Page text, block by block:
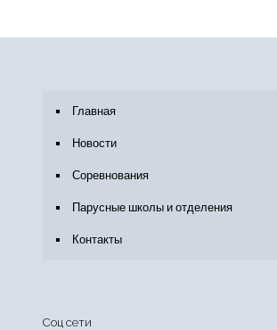
Главная
Новости
Соревнования
Парусные школы и отделения
Контакты
Соц сети